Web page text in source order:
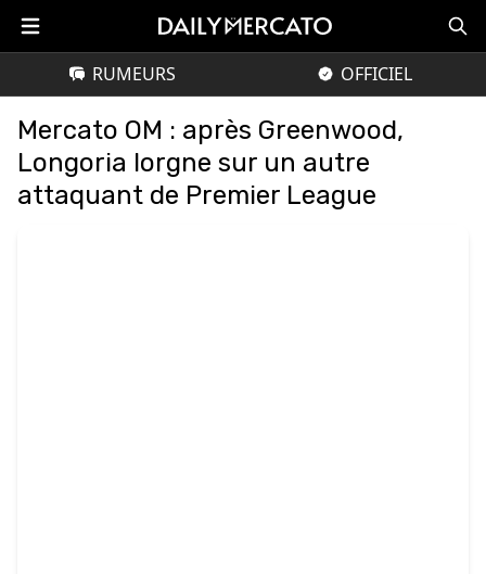
RUMEURS OFFICIEL
Mercato OM : après Greenwood,
Longoria lorgne sur un autre
attaquant de Premier League